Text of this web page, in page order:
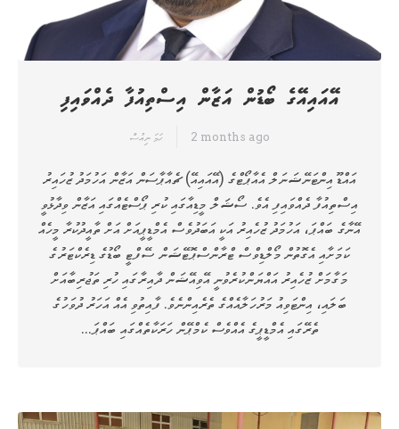
އޭއައިއޭގެ ބޯޑުން އަޒާން އިސްތިއުފާ ދެއްވައިފި
ހަމަ ނިއުސް 2 months ago
އައްޑޫ އިންޓަނޭޝަނަލް އެއާޕޯޓްގެ (އޭއައިއޭ) ޗެއާޕާސަން އަޒާން އަހުމަދު ޒުހައިރު
އިސްތިއުފާ ދެއްވައިފި އެވެ. ސޯޝަލް މީޑިއާގައި ކުރި ޕޯސްޓެއްގައި އަޒާން ވިދާޅުވީ
އޭނާގެ ބައްޕަ، އަހުމަދު ޒުހެއިރު އަކީ އަބަދުވެސް އެމްޑީޕީއަށް އަށް ތާއީދުކުރާ މީހެއް
ކަމަށާއި އެގޮތުން މޯލްޑިވްސް ޓްރާންސްޕޮޓޭޝަން ސޭފްޓީ ބޯޑުގެ ޑިރެކްޓަރުގެ
މަގާމަށް ޒުހެއިރު އައްޔަންކުރެވުނީ އޭވިއޭޝަން ދާއިރާގައި ހުރި ތަޖުރިބާއަށް
ބަލައި، އިންޓަވިއު މަރުހަލާއެއްގެ ތެރެއިންނެވެ. ފާއިތުވި އެއް އަހަރު ދުވަހުގެ
ތެރޭގައި އެމްޑީޕީގެ އެއްވެސް ކެމްޕޭން ހަރަކާތެއްގައި ބައްޕަ…